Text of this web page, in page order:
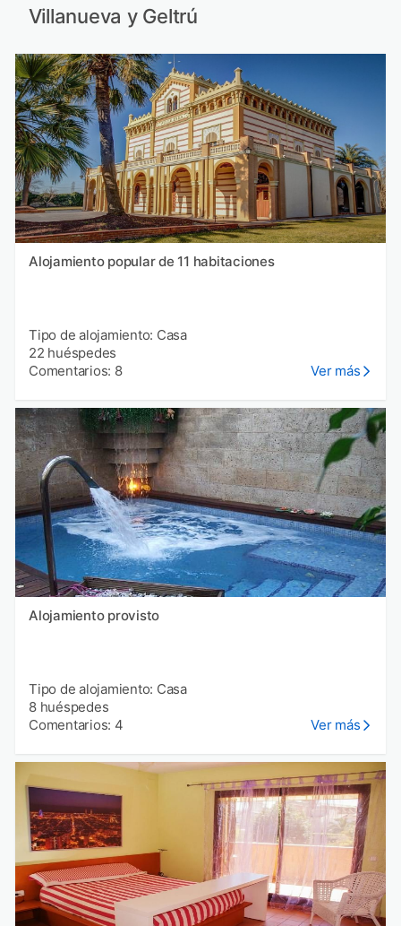
Villanueva y Geltrú
Alojamiento popular de 11 habitaciones
Tipo de alojamiento: Casa
22 huéspedes
Comentarios: 8
Ver más
Alojamiento provisto
Tipo de alojamiento: Casa
8 huéspedes
Comentarios: 4
Ver más